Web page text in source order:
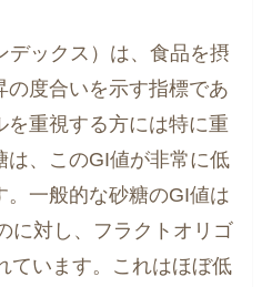
デックス）は、食品を摂
度合いを示す指標であ
を重視する方には特に重
は、このGI値が非常に低
。一般的な砂糖のGI値は
に対し、フラクトオリゴ
ています。これはほぼ低